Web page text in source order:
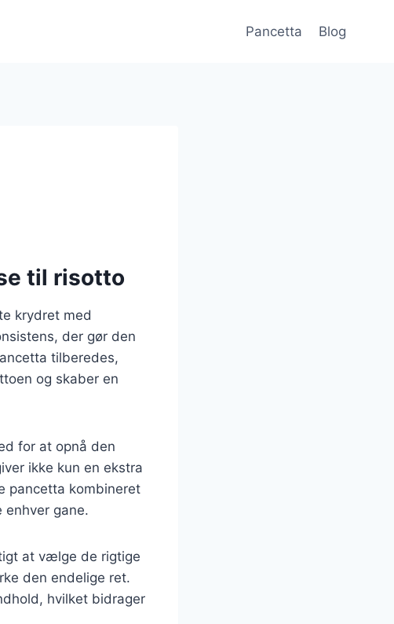
Pancetta Blog
til risotto
krydret med
der gør den
tilberedes,
og skaber en
for at opnå den
ikke kun en ekstra
pancetta kombineret
gane.
at vælge de rigtige
den endelige ret.
hvilket bidrager